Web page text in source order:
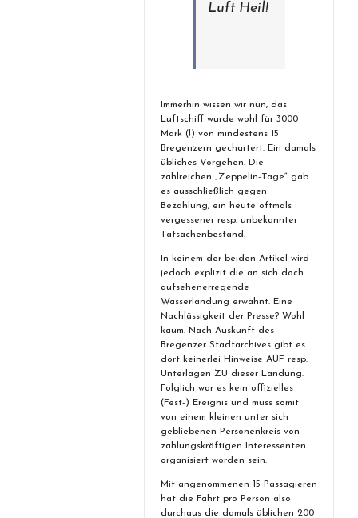
Luft Heil!
Immerhin wissen wir nun, das
Luftschiff wurde wohl für 3000
Mark (!) von mindestens 15
Bregenzern gechartert. Ein damals
übliches Vorgehen. Die
zahlreichen „Zeppelin-Tage“ gab
es ausschließlich gegen
Bezahlung, ein heute oftmals
vergessener resp. unbekannter
Tatsachenbestand.
In keinem der beiden Artikel wird
jedoch explizit die an sich doch
aufsehenerregende
Wasserlandung erwähnt. Eine
Nachlässigkeit der Presse? Wohl
kaum. Nach Auskunft des
Bregenzer Stadtarchives gibt es
dort keinerlei Hinweise AUF resp.
Unterlagen ZU dieser Landung.
Folglich war es kein offizielles
(Fest-) Ereignis und muss somit
von einem kleinen unter sich
gebliebenen Personenkreis von
zahlungskräftigen Interessenten
organisiert worden sein.
Mit angenommenen 15 Passagieren
hat die Fahrt pro Person also
durchaus die damals üblichen 200